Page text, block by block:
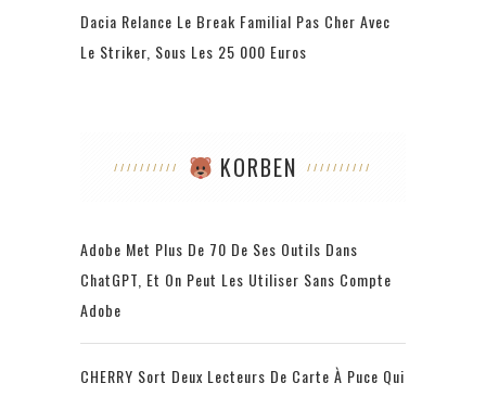
Dacia Relance Le Break Familial Pas Cher Avec
Le Striker, Sous Les 25 000 Euros
KORBEN
Adobe Met Plus De 70 De Ses Outils Dans
ChatGPT, Et On Peut Les Utiliser Sans Compte
Adobe
CHERRY Sort Deux Lecteurs De Carte À Puce Qui